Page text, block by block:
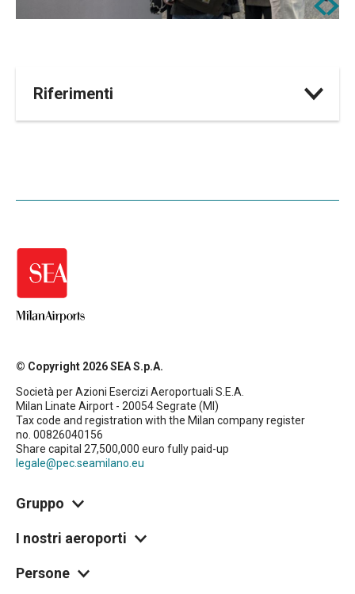
Riferimenti
© Copyright 2026 SEA S.p.A.
Società per Azioni Esercizi Aeroportuali S.E.A.
Milan Linate Airport - 20054 Segrate (MI)
Tax code and registration with the Milan company register
no. 00826040156
Share capital 27,500,000 euro fully paid-up
legale@pec.seamilano.eu
Gruppo
I nostri aeroporti
Persone